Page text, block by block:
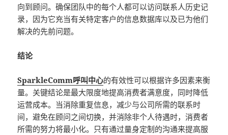
向到顾问。确保团队中的每个人都可以访问联系人历史记
录，因为它充当有关特定客户的信息数据库以及已为他们
解决的先前问题。
结论
SparkleComm呼叫中心的有效性可以根据许多因素来衡
量。关键结论是最大限度地提高消费者满意度，同时降低
运营成本。当消除重复信息，减少与公司所需的联系时
间，避免在顾问之间切换，并消除非个人待遇时，消费者
所需的努力将最小化。只有通过量身定制的沟通来提高服